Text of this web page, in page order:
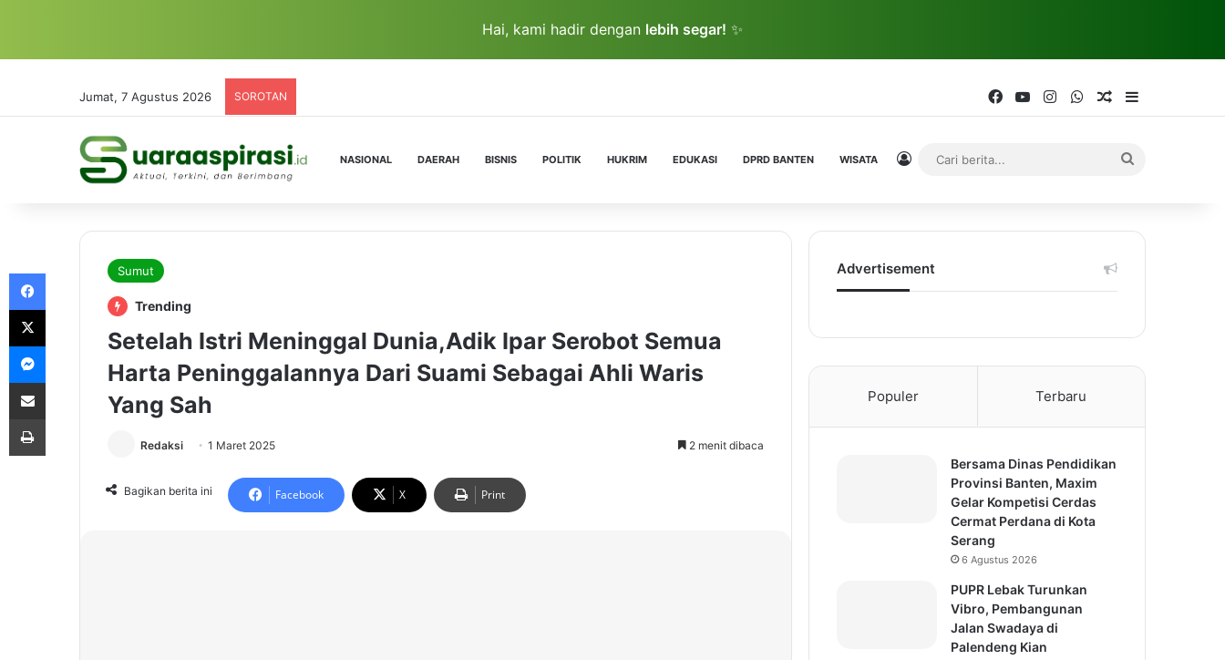
Hai, kami hadir dengan lebih segar! ✨
Jumat, 7 Agustus 2026 SOROTAN FacebookYouTubeInstagramWhatsAppRandom Article
NASIONAL DAERAH BISNIS POLITIK HUKRIM EDUKASI DPRD BANTEN WISATA Log In
Sumut
Trending
Setelah Istri Meninggal Dunia,Adik Ipar Serobot Semua
Harta Peninggalannya Dari Suami Sebagai Ahli Waris
Yang Sah
Redaksi 1 Maret 2025 2 menit dibaca
Bagikan berita ini Facebook X Print
Advertisement
Populer Terbaru
Bersama Dinas Pendidikan
Provinsi Banten, Maxim
Gelar Kompetisi Cerdas
Cermat Perdana di Kota
Serang
6 Agustus 2026
PUPR Lebak Turunkan
Vibro, Pembangunan
Jalan Swadaya di
Palendeng Kian
Messenger